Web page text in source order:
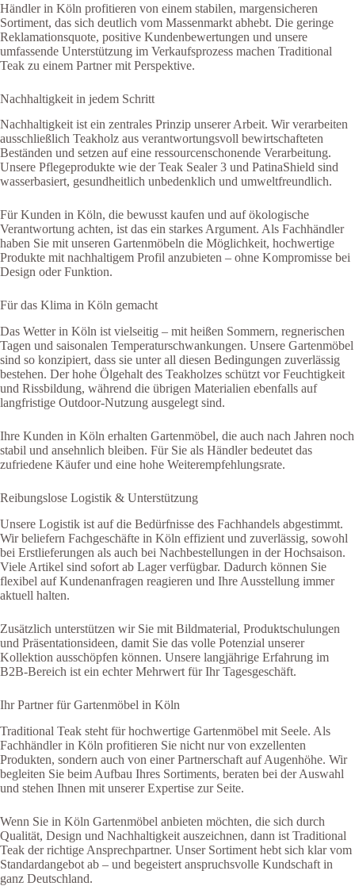
Händler in Köln profitieren von einem stabilen, margensicheren
Sortiment, das sich deutlich vom Massenmarkt abhebt. Die geringe
Reklamationsquote, positive Kundenbewertungen und unsere
umfassende Unterstützung im Verkaufsprozess machen Traditional
Teak zu einem Partner mit Perspektive.
Nachhaltigkeit in jedem Schritt
Nachhaltigkeit ist ein zentrales Prinzip unserer Arbeit. Wir verarbeiten
ausschließlich Teakholz aus verantwortungsvoll bewirtschafteten
Beständen und setzen auf eine ressourcenschonende Verarbeitung.
Unsere Pflegeprodukte wie der Teak Sealer 3 und PatinaShield sind
wasserbasiert, gesundheitlich unbedenklich und umweltfreundlich.
Für Kunden in Köln, die bewusst kaufen und auf ökologische
Verantwortung achten, ist das ein starkes Argument. Als Fachhändler
haben Sie mit unseren Gartenmöbeln die Möglichkeit, hochwertige
Produkte mit nachhaltigem Profil anzubieten – ohne Kompromisse bei
Design oder Funktion.
Für das Klima in Köln gemacht
Das Wetter in Köln ist vielseitig – mit heißen Sommern, regnerischen
Tagen und saisonalen Temperaturschwankungen. Unsere Gartenmöbel
sind so konzipiert, dass sie unter all diesen Bedingungen zuverlässig
bestehen. Der hohe Ölgehalt des Teakholzes schützt vor Feuchtigkeit
und Rissbildung, während die übrigen Materialien ebenfalls auf
langfristige Outdoor-Nutzung ausgelegt sind.
Ihre Kunden in Köln erhalten Gartenmöbel, die auch nach Jahren noch
stabil und ansehnlich bleiben. Für Sie als Händler bedeutet das
zufriedene Käufer und eine hohe Weiterempfehlungsrate.
Reibungslose Logistik & Unterstützung
Unsere Logistik ist auf die Bedürfnisse des Fachhandels abgestimmt.
Wir beliefern Fachgeschäfte in Köln effizient und zuverlässig, sowohl
bei Erstlieferungen als auch bei Nachbestellungen in der Hochsaison.
Viele Artikel sind sofort ab Lager verfügbar. Dadurch können Sie
flexibel auf Kundenanfragen reagieren und Ihre Ausstellung immer
aktuell halten.
Zusätzlich unterstützen wir Sie mit Bildmaterial, Produktschulungen
und Präsentationsideen, damit Sie das volle Potenzial unserer
Kollektion ausschöpfen können. Unsere langjährige Erfahrung im
B2B-Bereich ist ein echter Mehrwert für Ihr Tagesgeschäft.
Ihr Partner für Gartenmöbel in Köln
Traditional Teak steht für hochwertige Gartenmöbel mit Seele. Als
Fachhändler in Köln profitieren Sie nicht nur von exzellenten
Produkten, sondern auch von einer Partnerschaft auf Augenhöhe. Wir
begleiten Sie beim Aufbau Ihres Sortiments, beraten bei der Auswahl
und stehen Ihnen mit unserer Expertise zur Seite.
Wenn Sie in Köln Gartenmöbel anbieten möchten, die sich durch
Qualität, Design und Nachhaltigkeit auszeichnen, dann ist Traditional
Teak der richtige Ansprechpartner. Unser Sortiment hebt sich klar vom
Standardangebot ab – und begeistert anspruchsvolle Kundschaft in
ganz Deutschland.